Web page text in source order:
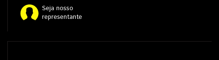
Seja nosso
representante